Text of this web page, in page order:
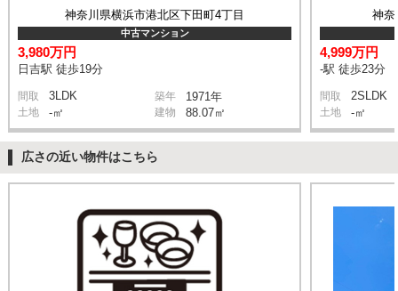
神奈川県横浜市港北区下田町4丁目
中古マンション
3,980万円
日吉駅 徒歩19分
間取 3LDK 築年 1971年
土地 -㎡ 建物 88.07㎡
神奈
4,999万円
-駅 徒歩23分
間取 2SLDK
土地 -㎡
広さの近い物件はこちら